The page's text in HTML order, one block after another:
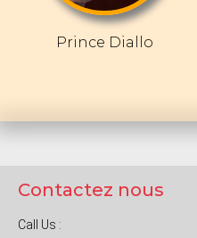
Prince Diallo
Contactez nous
Call Us :